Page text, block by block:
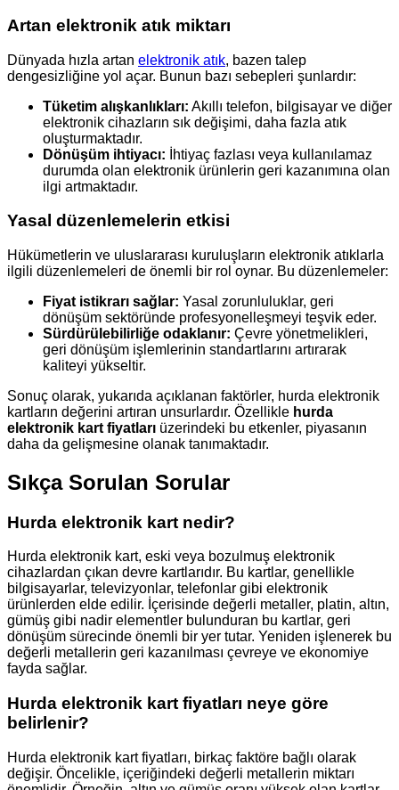
Artan elektronik atık miktarı
Dünyada hızla artan elektronik atık, bazen talep
dengesizliğine yol açar. Bunun bazı sebepleri şunlardır:
Tüketim alışkanlıkları: Akıllı telefon, bilgisayar ve diğer
elektronik cihazların sık değişimi, daha fazla atık
oluşturmaktadır.
Dönüşüm ihtiyacı: İhtiyaç fazlası veya kullanılamaz
durumda olan elektronik ürünlerin geri kazanımına olan
ilgi artmaktadır.
Yasal düzenlemelerin etkisi
Hükümetlerin ve uluslararası kuruluşların elektronik atıklarla
ilgili düzenlemeleri de önemli bir rol oynar. Bu düzenlemeler:
Fiyat istikrarı sağlar: Yasal zorunluluklar, geri
dönüşüm sektöründe profesyonelleşmeyi teşvik eder.
Sürdürülebilirliğe odaklanır: Çevre yönetmelikleri,
geri dönüşüm işlemlerinin standartlarını artırarak
kaliteyi yükseltir.
Sonuç olarak, yukarıda açıklanan faktörler, hurda elektronik
kartların değerini artıran unsurlardır. Özellikle hurda
elektronik kart fiyatları üzerindeki bu etkenler, piyasanın
daha da gelişmesine olanak tanımaktadır.
Sıkça Sorulan Sorular
Hurda elektronik kart nedir?
Hurda elektronik kart, eski veya bozulmuş elektronik
cihazlardan çıkan devre kartlarıdır. Bu kartlar, genellikle
bilgisayarlar, televizyonlar, telefonlar gibi elektronik
ürünlerden elde edilir. İçerisinde değerli metaller, platin, altın,
gümüş gibi nadir elementler bulunduran bu kartlar, geri
dönüşüm sürecinde önemli bir yer tutar. Yeniden işlenerek bu
değerli metallerin geri kazanılması çevreye ve ekonomiye
fayda sağlar.
Hurda elektronik kart fiyatları neye göre
belirlenir?
Hurda elektronik kart fiyatları, birkaç faktöre bağlı olarak
değişir. Öncelikle, içeriğindeki değerli metallerin miktarı